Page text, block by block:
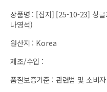
상품명 : [잡지] [25-10-23] 싱
나영석)
원산지 : Korea
제조/수입 :
품질보증기준 : 관련법 및 소비